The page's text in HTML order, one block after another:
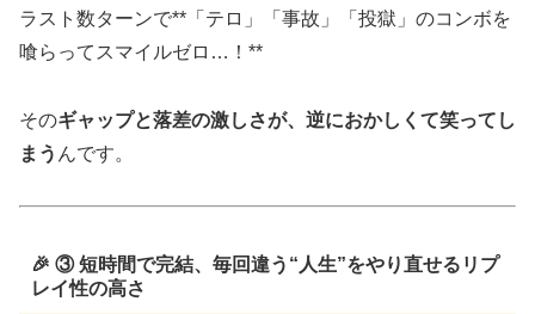
ラスト数ターンで**「テロ」「事故」「投獄」のコンボを
喰らってスマイルゼロ…！**
そのギャップと落差の激しさが、逆におかしくて笑ってし
まう んです。
🎉 ③ 短時間で完結、毎回違う“人生”をやり直せるリプ
レイ性の高さ